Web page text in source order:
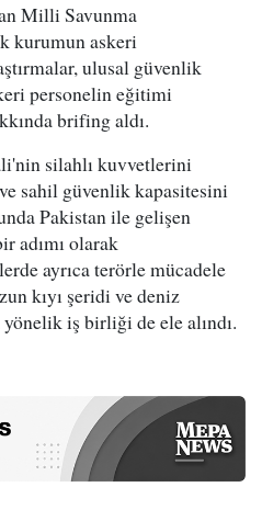
Milli Savunma
kurumun askeri
ulusal güvenlik
personelin eğitimi
brifing aldı.
silahlı kuvvetlerini
sahil güvenlik kapasitesini
Pakistan ile gelişen
adımı olarak
ayrıca terörle mücadele
kıyı şeridi ve deniz
yönelik iş birliği de ele alındı.